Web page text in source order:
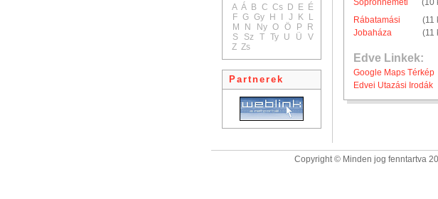
A Á B C Cs D E É
F G Gy H J K
L
M
N Ny O Ö P
R
S
Sz T Ty U Ü
V
Z Zs
Partnerek
Sopronnémeti
(10
Rábatamási
(11
Jobaháza
(11
Edve Linkek:
Google Maps Térkép
Edvei Utazási Irodák
Copyright © Minden jog fenntartva